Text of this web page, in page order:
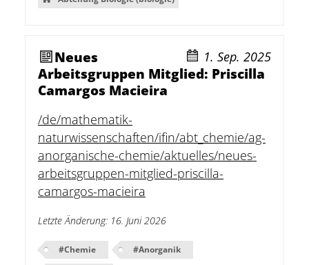
1. Sep. 2025
Neues
Arbeitsgruppen Mitglied: Priscilla
Camargos Macieira
/de/mathematik-
naturwissenschaften/ifin/abt_chemie/ag-
anorganische-chemie/aktuelles/neues-
arbeitsgruppen-mitglied-priscilla-
camargos-macieira
Letzte Änderung: 16. Juni 2026
#Chemie #Anorganik